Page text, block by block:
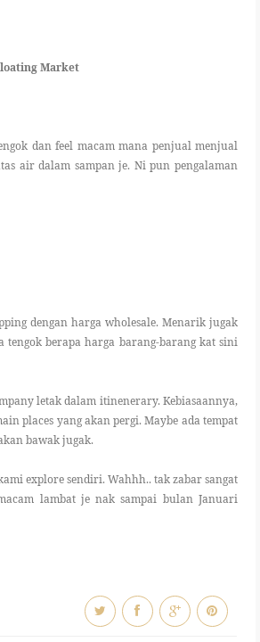
Market
dan feel macam mana penjual menjual
air dalam sampan je. Ni pun pengalaman
dengan harga wholesale. Menarik jugak
tengok berapa harga barang-barang kat sini
letak dalam itinenerary. Kebiasaannya,
places yang akan pergi. Maybe ada tempat
bawak jugak.
explore sendiri. Wahhh.. tak zabar sangat
lambat je nak sampai bulan Januari